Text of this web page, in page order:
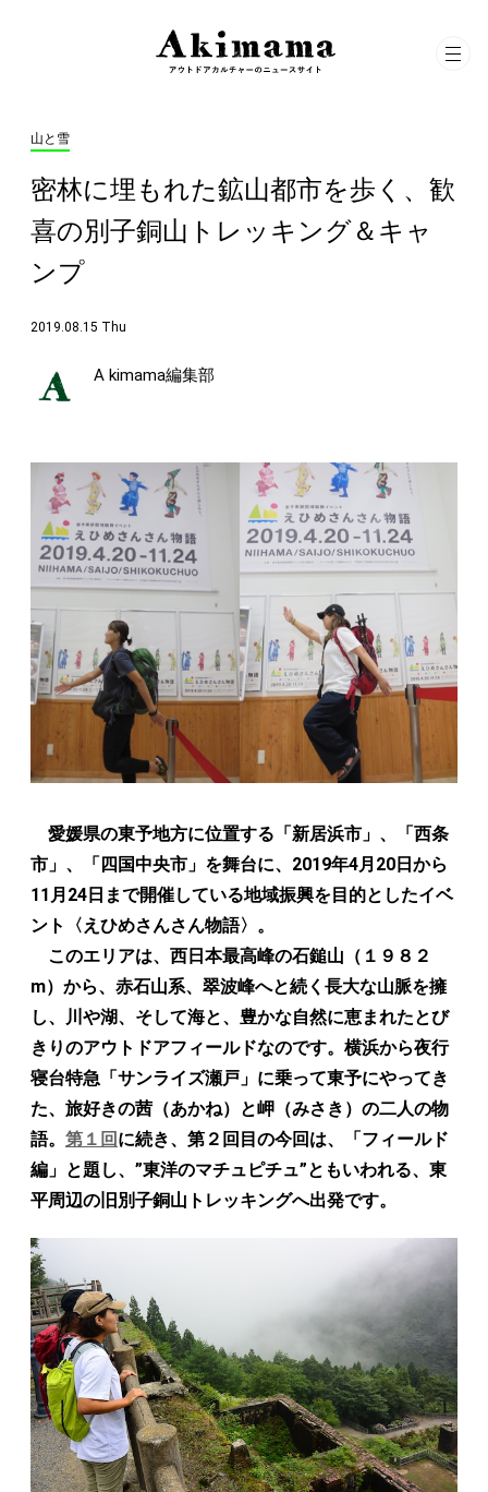
山と雪
密林に埋もれた鉱山都市を歩く、歓
喜の別子銅山トレッキング＆キャ
ンプ
2019.08.15 Thu
A kimama編集部
愛媛県の東予地方に位置する「新居浜市」、「西条
市」、「四国中央市」を舞台に、2019年4月20日から
11月24日まで開催している地域振興を目的としたイベ
ント〈えひめさんさん物語〉。
このエリアは、西日本最高峰の石鎚山（１９８２
m）から、赤石山系、翠波峰へと続く長大な山脈を擁
し、川や湖、そして海と、豊かな自然に恵まれたとび
きりのアウトドアフィールドなのです。横浜から夜行
寝台特急「サンライズ瀬戸」に乗って東予にやってき
た、旅好きの茜（あかね）と岬（みさき）の二人の物
語。 第１回 に続き、第２回目の今回は、「フィールド
編」と題し、”東洋のマチュピチュ”ともいわれる、東
平周辺の旧別子銅山トレッキングへ出発です。